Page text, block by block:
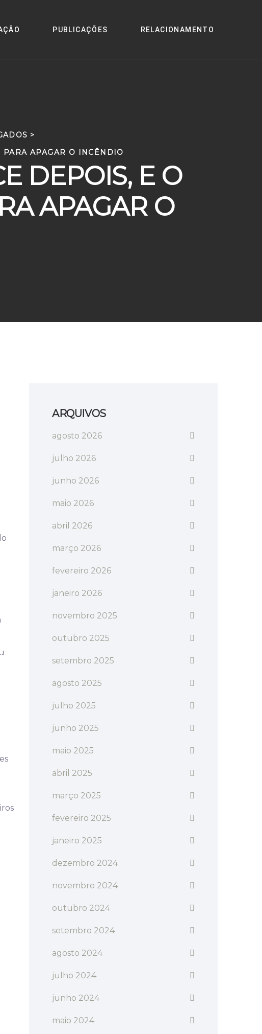
PUBLICAÇÕES RELACIONAMENTO
>
APAGAR O INCÊNDIO
DEPOIS, E O
APAGAR O
ARQUIVOS
agosto 2026
julho 2026
junho 2026
maio 2026
abril 2026
março 2026
fevereiro 2026
janeiro 2026
novembro 2025
outubro 2025
setembro 2025
agosto 2025
julho 2025
junho 2025
maio 2025
abril 2025
março 2025
fevereiro 2025
janeiro 2025
dezembro 2024
novembro 2024
outubro 2024
setembro 2024
agosto 2024
julho 2024
junho 2024
maio 2024